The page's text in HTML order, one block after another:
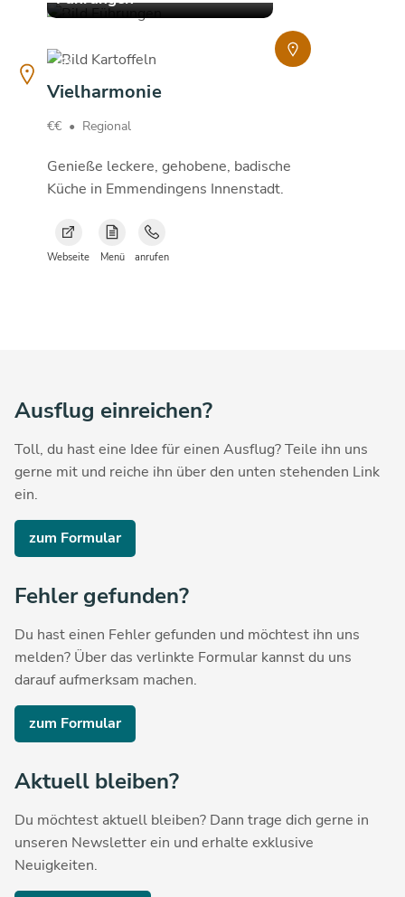
copyright
copyright
Vielharmonie
€€ • Regional
Genieße leckere, gehobene, badische
Küche in Emmendingens Innenstadt.
Webseite Menü anrufen
Ausflug einreichen?
Toll, du hast eine Idee für einen Ausflug? Teile ihn uns
gerne mit und reiche ihn über den unten stehenden Link
ein.
zum Formular
Fehler gefunden?
Du hast einen Fehler gefunden und möchtest ihn uns
melden? Über das verlinkte Formular kannst du uns
darauf aufmerksam machen.
zum Formular
Aktuell bleiben?
Du möchtest aktuell bleiben? Dann trage dich gerne in
unseren Newsletter ein und erhalte exklusive
Neuigkeiten.